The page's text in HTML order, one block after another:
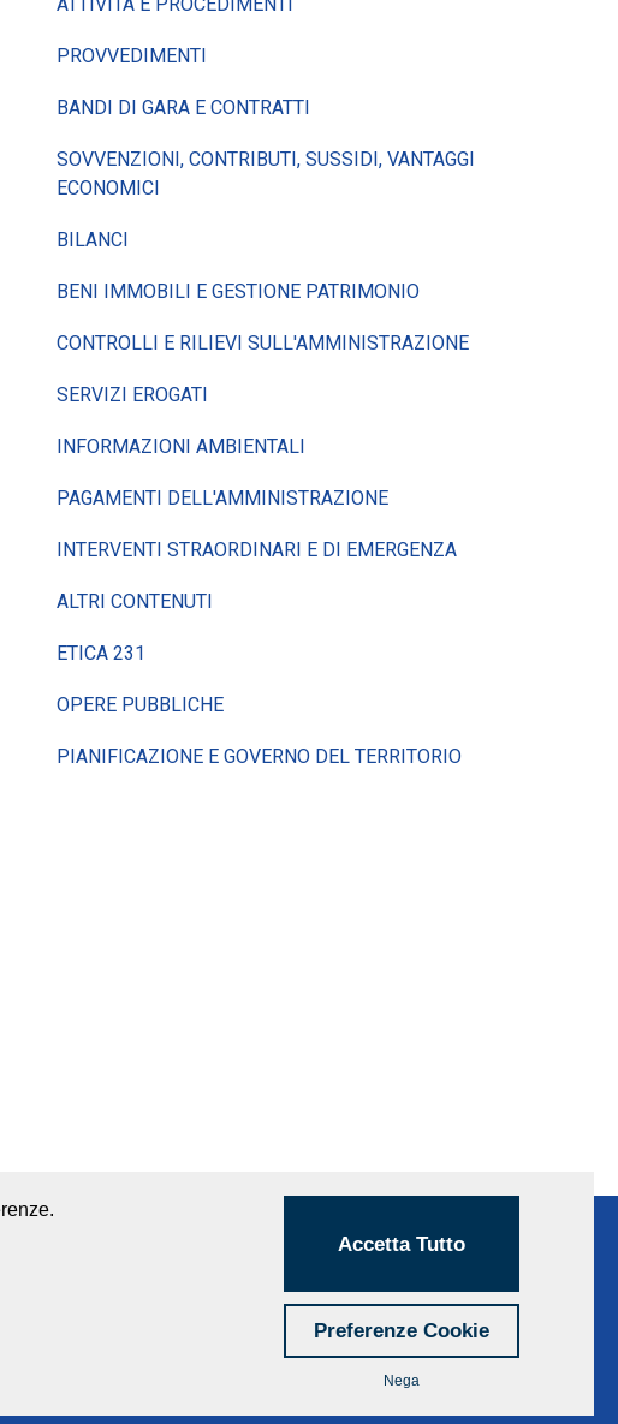
PROVVEDIMENTI
BANDI DI GARA E CONTRATTI
SOVVENZIONI, CONTRIBUTI, SUSSIDI, VANTAGGI
ECONOMICI
BILANCI
BENI IMMOBILI E GESTIONE PATRIMONIO
CONTROLLI E RILIEVI SULL'AMMINISTRAZIONE
SERVIZI EROGATI
INFORMAZIONI AMBIENTALI
PAGAMENTI DELL'AMMINISTRAZIONE
INTERVENTI STRAORDINARI E DI EMERGENZA
ALTRI CONTENUTI
ETICA 231
OPERE PUBBLICHE
PIANIFICAZIONE E GOVERNO DEL TERRITORIO
Accetta Tutto
Preferenze Cookie
Nega